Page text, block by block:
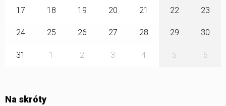
17 18 19 20 21 22 23
24 25 26 27 28 29 30
31 1 2 3 4 5 6
Na skróty